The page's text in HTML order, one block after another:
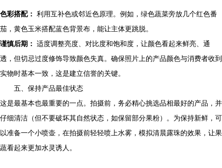
色彩搭配： 利用互补色或邻近色原理。例如，绿色蔬菜旁放几个红色番
茄，黄色玉米搭配蓝色背景布，能让主体更跳脱。
谨慎后期： 适度调整亮度、对比度和饱和度，让颜色看起来鲜亮、通
透，但切忌过度修饰导致颜色失真。确保照片上的产品颜色与消费者收到
实物时基本一致，这是建立信誉的关键。
五、保持产品最佳状态
这是最基本也最重要的一点。拍摄前，务必精心挑选品相最好的产品，并
仔细清洁（但不要破坏其自然状态，如保留部分果粉）。为保持新鲜，可
以准备一个小喷壶，在拍摄前轻轻喷上水雾，模拟清晨露珠的效果，让果
蔬看起来更加水灵诱人。